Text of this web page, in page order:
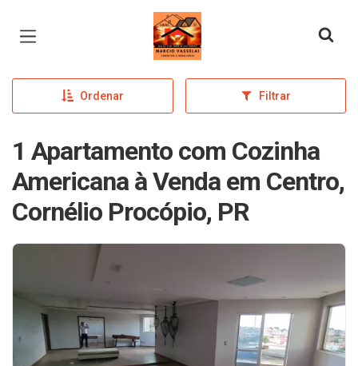
Página inicial
Ordenar Filtrar
1 Apartamento com Cozinha
Americana à Venda em Centro,
Cornélio Procópio, PR